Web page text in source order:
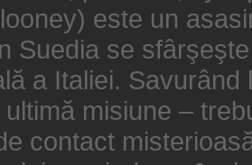
este un
Suedia se
a Italiei.
misiune –
contact